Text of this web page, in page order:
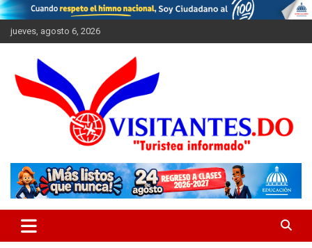
Saltar
al
contenido
jueves, agosto 6, 2026
Visitantes